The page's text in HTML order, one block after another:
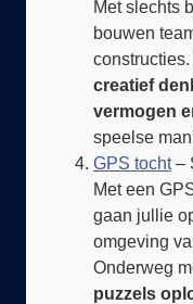
creatief
vermogen
speelse
GPS tocht–
Met een
gaan jullie
omgeving
Onderweg
puzzels
nemenom